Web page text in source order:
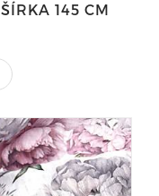
145 CM